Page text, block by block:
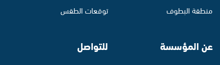
منطقة البطوف
توقعات الطقس
عن المؤسسة للتواصل